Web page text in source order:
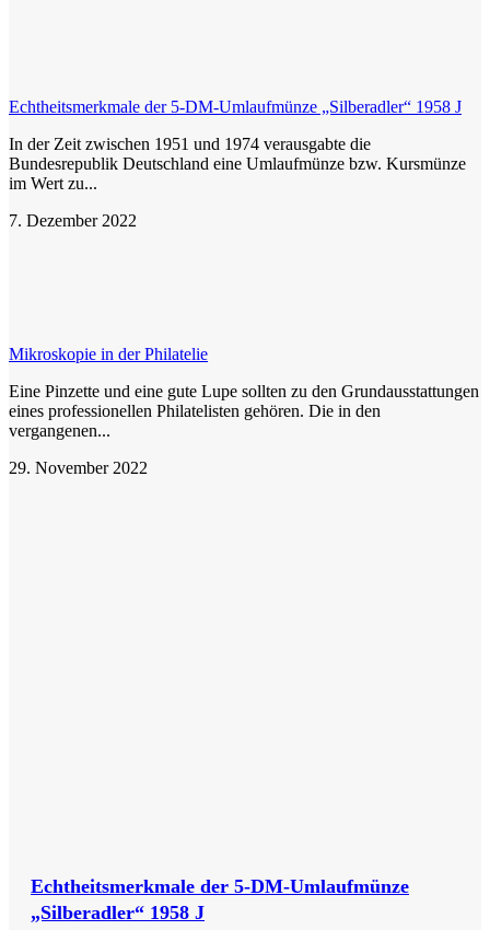
Echtheitsmerkmale der 5-DM-Umlaufmünze „Silberadler“ 1958 J
In der Zeit zwischen 1951 und 1974 verausgabte die
Bundesrepublik Deutschland eine Umlaufmünze bzw. Kursmünze
im Wert zu...
7. Dezember 2022
Mikroskopie in der Philatelie
Eine Pinzette und eine gute Lupe sollten zu den Grundausstattungen
eines professionellen Philatelisten gehören. Die in den
vergangenen...
29. November 2022
Echtheitsmerkmale der 5-DM-Umlaufmünze
„Silberadler“ 1958 J